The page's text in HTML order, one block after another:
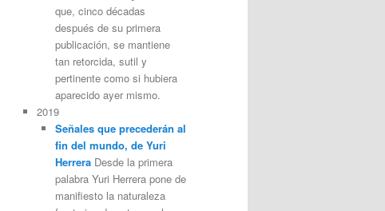
que, cinco décadas
después de su primera
publicación, se mantiene
tan retorcida, sutil y
pertinente como si hubiera
aparecido ayer mismo.
2019
Señales que precederán al
fin del mundo, de Yuri
HerreraDesde la primera
palabra Yuri Herrera pone de
manifiesto la naturaleza